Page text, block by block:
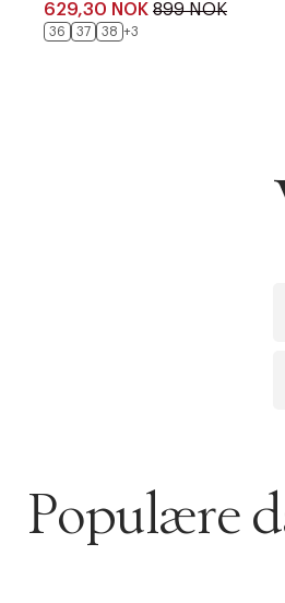
Leather
629,30 NOK 899 NOK
36 37 38 +3
Populære